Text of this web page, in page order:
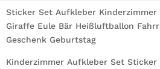
Eule
Bär
Heißluftballon
Roller
Sticker Set Aufkleber Kinderzimmer
Giraffe Eule Bär Heißluftballon
Geschenk Geburtstag
Kinderzimmer Aufkleber Set Sticker